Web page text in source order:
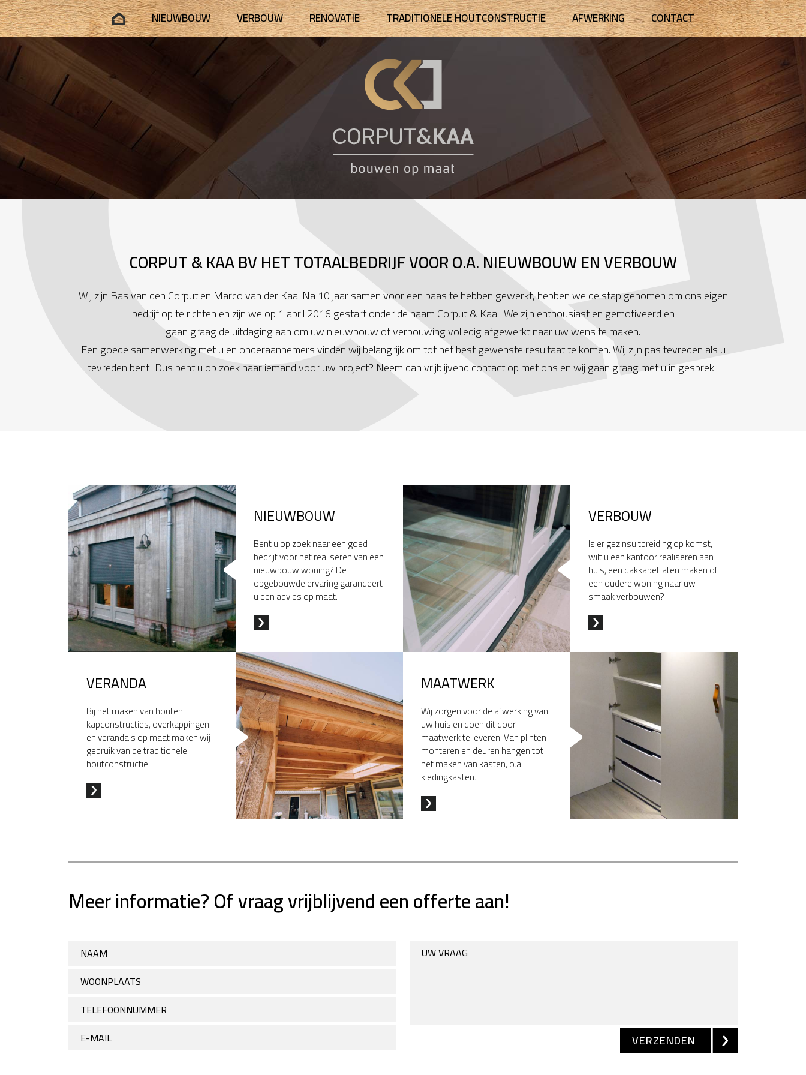
NIEUWBOUW VERBOUW RENOVATIE TRADITIONELE HOUTCONSTRUCTIE AFWERKING CONTACT
CORPUT & KAA BV HET TOTAALBEDRIJF VOOR O.A. NIEUWBOUW EN VERBOUW
Wij zijn Bas van den Corput en Marco van der Kaa. Na 10 jaar samen voor een baas te hebben gewerkt, hebben we de stap genomen om ons eigen
bedrijf op te richten en zijn we op 1 april 2016 gestart onder de naam Corput & Kaa. We zijn enthousiast en gemotiveerd en
gaan graag de uitdaging aan om uw nieuwbouw of verbouwing volledig afgewerkt naar uw wens te maken.
Een goede samenwerking met u en onderaannemers vinden wij belangrijk om tot het best gewenste resultaat te komen. Wij zijn pas tevreden als u
tevreden bent! Dus bent u op zoek naar iemand voor uw project? Neem dan vrijblijvend contact op met ons en wij gaan graag met u in gesprek.
NIEUWBOUW
Bent u op zoek naar een goed
bedrijf voor het realiseren van een
nieuwbouw woning? De
opgebouwde ervaring garandeert
u een advies op maat.
VERBOUW
Is er gezinsuitbreiding op komst,
wilt u een kantoor realiseren aan
huis, een dakkapel laten maken of
een oudere woning naar uw
smaak verbouwen?
VERANDA
Bij het maken van houten
kapconstructies, overkappingen
en veranda's op maat maken wij
gebruik van de traditionele
houtconstructie.
MAATWERK
Wij zorgen voor de afwerking van
uw huis en doen dit door
maatwerk te leveren. Van plinten
monteren en deuren hangen tot
het maken van kasten, o.a.
kledingkasten.
Meer informatie? Of vraag vrijblijvend een offerte aan!